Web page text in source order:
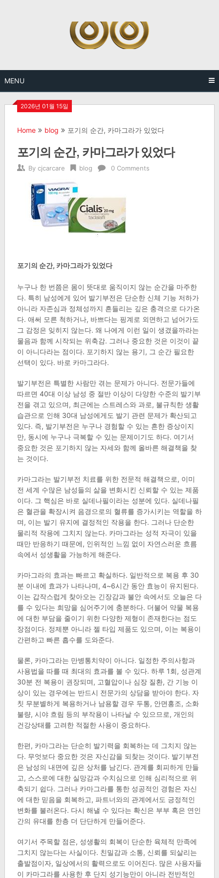
MENU
2026년 01월 15일
Home blog 포기의 순간, 카마그라가 있었다
포기의 순간, 카마그라가 있었다
By cjcarcare blog 0 Comments
포기의 순간, 카마그라가 있었다
누구나 한 번쯤은 몸이 뜻대로 움직이지 않는 순간을 마주한
다. 특히 남성에게 있어 발기부전은 단순한 신체 기능 저하가
아니라 자존심과 정체성까지 흔들리는 깊은 충격으로 다가온
다. 애써 모른 척하거나, 바쁘다는 핑계로 외면하고 넘어가도
그 감정은 잊히지 않는다. 왜 나에게 이런 일이 생겼을까라는
물음과 함께 시작되는 위축감. 그러나 중요한 것은 이것이 끝
이 아니다라는 점이다. 포기하지 않는 용기, 그 순간 필요한
선택이 있다. 바로 카마그라다.
발기부전은 특별한 사람만 겪는 문제가 아니다. 전문가들에
따르면 40대 이상 남성 중 절반 이상이 다양한 수준의 발기부
전을 겪고 있으며, 최근에는 스트레스와 과로, 불규칙한 생활
습관으로 인해 30대 남성에게도 발기 관련 문제가 확산되고
있다. 즉, 발기부전은 누구나 경험할 수 있는 흔한 증상이지
만, 동시에 누구나 극복할 수 있는 문제이기도 하다. 여기서
중요한 것은 포기하지 않는 자세와 함께 올바른 해결책을 찾
는 것이다.
카마그라는 발기부전 치료를 위한 전문적 해결책으로, 이미
전 세계 수많은 남성들의 삶을 변화시킨 신뢰할 수 있는 제품
이다. 그 핵심은 바로 실데나필이라는 성분에 있다. 실데나필
은 혈관을 확장시켜 음경으로의 혈류를 증가시키는 역할을 하
며, 이는 발기 유지에 결정적인 작용을 한다. 그러나 단순한
물리적 작용에 그치지 않는다. 카마그라는 성적 자극이 있을
때만 반응하기 때문에, 인위적인 느낌 없이 자연스러운 흐름
속에서 성생활을 가능하게 해준다.
카마그라의 효과는 빠르고 확실하다. 일반적으로 복용 후 30
분 이내에 효과가 나타나며, 4~6시간 동안 효능이 유지된다.
이는 갑작스럽게 찾아오는 긴장감과 불안 속에서도 오늘은 다
를 수 있다는 희망을 심어주기에 충분하다. 더불어 약물 복용
에 대한 부담을 줄이기 위한 다양한 제형이 존재한다는 점도
장점이다. 정제뿐 아니라 젤 타입 제품도 있으며, 이는 복용이
간편하고 빠른 흡수를 도와준다.
물론, 카마그라는 만병통치약이 아니다. 일정한 주의사항과
사용법을 따를 때 최대의 효과를 볼 수 있다. 하루 1회, 성관계
30분 전 복용이 권장되며, 고혈압이나 심장 질환, 간 기능 이
상이 있는 경우에는 반드시 전문가의 상담을 받아야 한다. 자
칫 무분별하게 복용하거나 남용할 경우 두통, 안면홍조, 소화
불량, 시야 흐림 등의 부작용이 나타날 수 있으므로, 개인의
건강상태를 고려한 적절한 사용이 중요하다.
한편, 카마그라는 단순히 발기력을 회복하는 데 그치지 않는
다. 무엇보다 중요한 것은 자신감을 되찾는 것이다. 발기부전
은 남성의 내면에 깊은 상처를 남긴다. 관계를 회피하게 만들
고, 스스로에 대한 실망감과 수치심으로 인해 심리적으로 위
축되기 쉽다. 그러나 카마그라를 통한 성공적인 경험은 자신
에 대한 믿음을 회복하고, 파트너와의 관계에서도 긍정적인
변화를 불러온다. 다시 해낼 수 있다는 확신은 부부 혹은 연인
간의 유대를 한층 더 단단하게 만들어준다.
여기서 주목할 점은, 성생활의 회복이 단순한 육체적 만족에
그치지 않는다는 사실이다. 친밀감과 소통, 신뢰를 되살리는
출발점이자, 일상에서의 활력으로도 이어진다. 많은 사용자들
이 카마그라를 사용한 후 단지 성기능만이 아니라 전반적인